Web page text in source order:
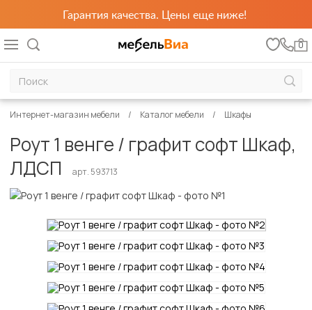
Гарантия качества. Цены еще ниже!
0
Интернет-магазин мебели Каталог мебели Шкафы
Роут 1 венге / графит софт Шкаф,
ЛДСП
арт. 593713